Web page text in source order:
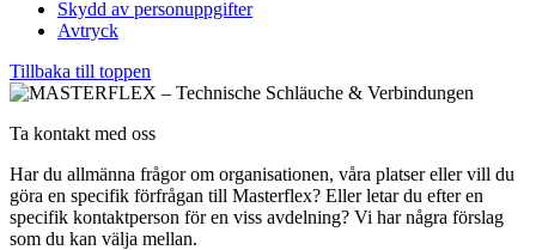
Skydd av personuppgifter
Avtryck
Tillbaka till toppen
Ta kontakt med oss
Har du allmänna frågor om organisationen, våra platser eller vill du
göra en specifik förfrågan till Masterflex? Eller letar du efter en
specifik kontaktperson för en viss avdelning? Vi har några förslag
som du kan välja mellan.